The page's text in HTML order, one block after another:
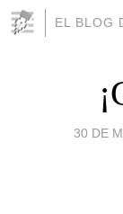
EL BLOG
30 DE